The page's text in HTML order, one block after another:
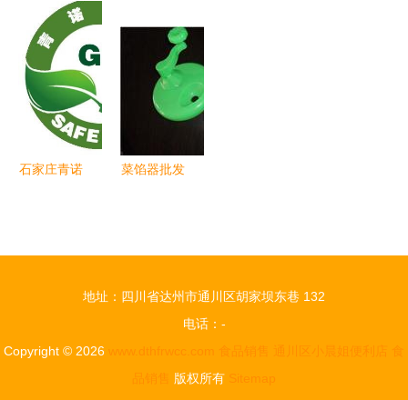
统年货与酒
类市场同迎
消费热潮
在3158创
业信息网开
启酒类经营
新篇章
石家庄青诺
菜馅器批发
地址：四川省达州市通川区胡家坝东巷 132
电话：-
Copyright © 2026 www.dthfrwcc.com 食品销售 通川区小晨姐便利店 食
品销售
版权所有 Sitemap